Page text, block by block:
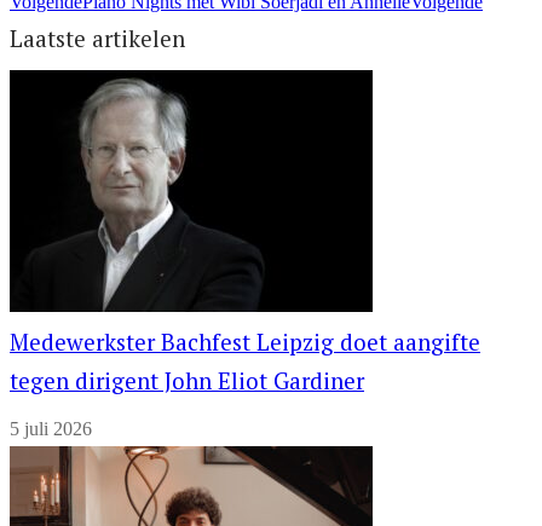
Laatste artikelen
Medewerkster Bachfest Leipzig doet aangifte
tegen dirigent John Eliot Gardiner
5 juli 2026